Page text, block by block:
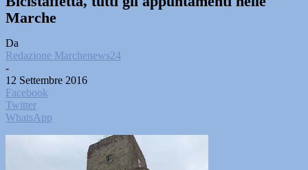
Marche
Da
Redazione Marchenews24
-
12 Settembre 2016
Facebook
Twitter
WhatsApp